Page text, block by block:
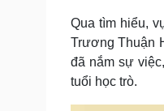
Tư vấn luật
Sức khỏe
Dinh dưỡng -
Qua tìm hiểu,
Trương Thuận
đã nắm sự
tuổi học trò.